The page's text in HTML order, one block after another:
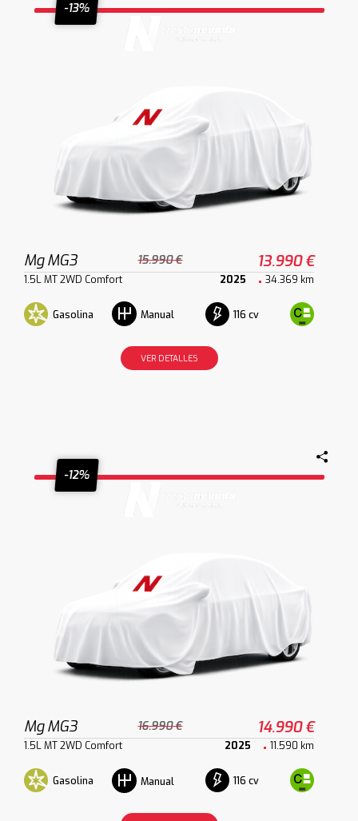
-13%
Mg MG3 15.990 € 13.990 €
1.5L MT 2WD Comfort 2025 34.369 km
Gasolina Manual 116 cv
VER DETALLES
-12%
Mg MG3 16.990 € 14.990 €
1.5L MT 2WD Comfort 2025 11.590 km
Gasolina Manual 116 cv